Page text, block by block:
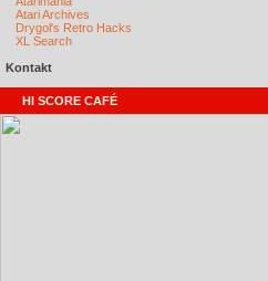
Atari Archives
Drygol's Retro Hacks
XL Search
Kontakt
HI SCORE CAFÉ